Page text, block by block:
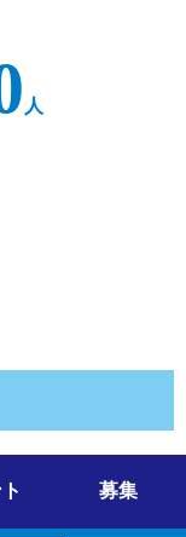
人
募集